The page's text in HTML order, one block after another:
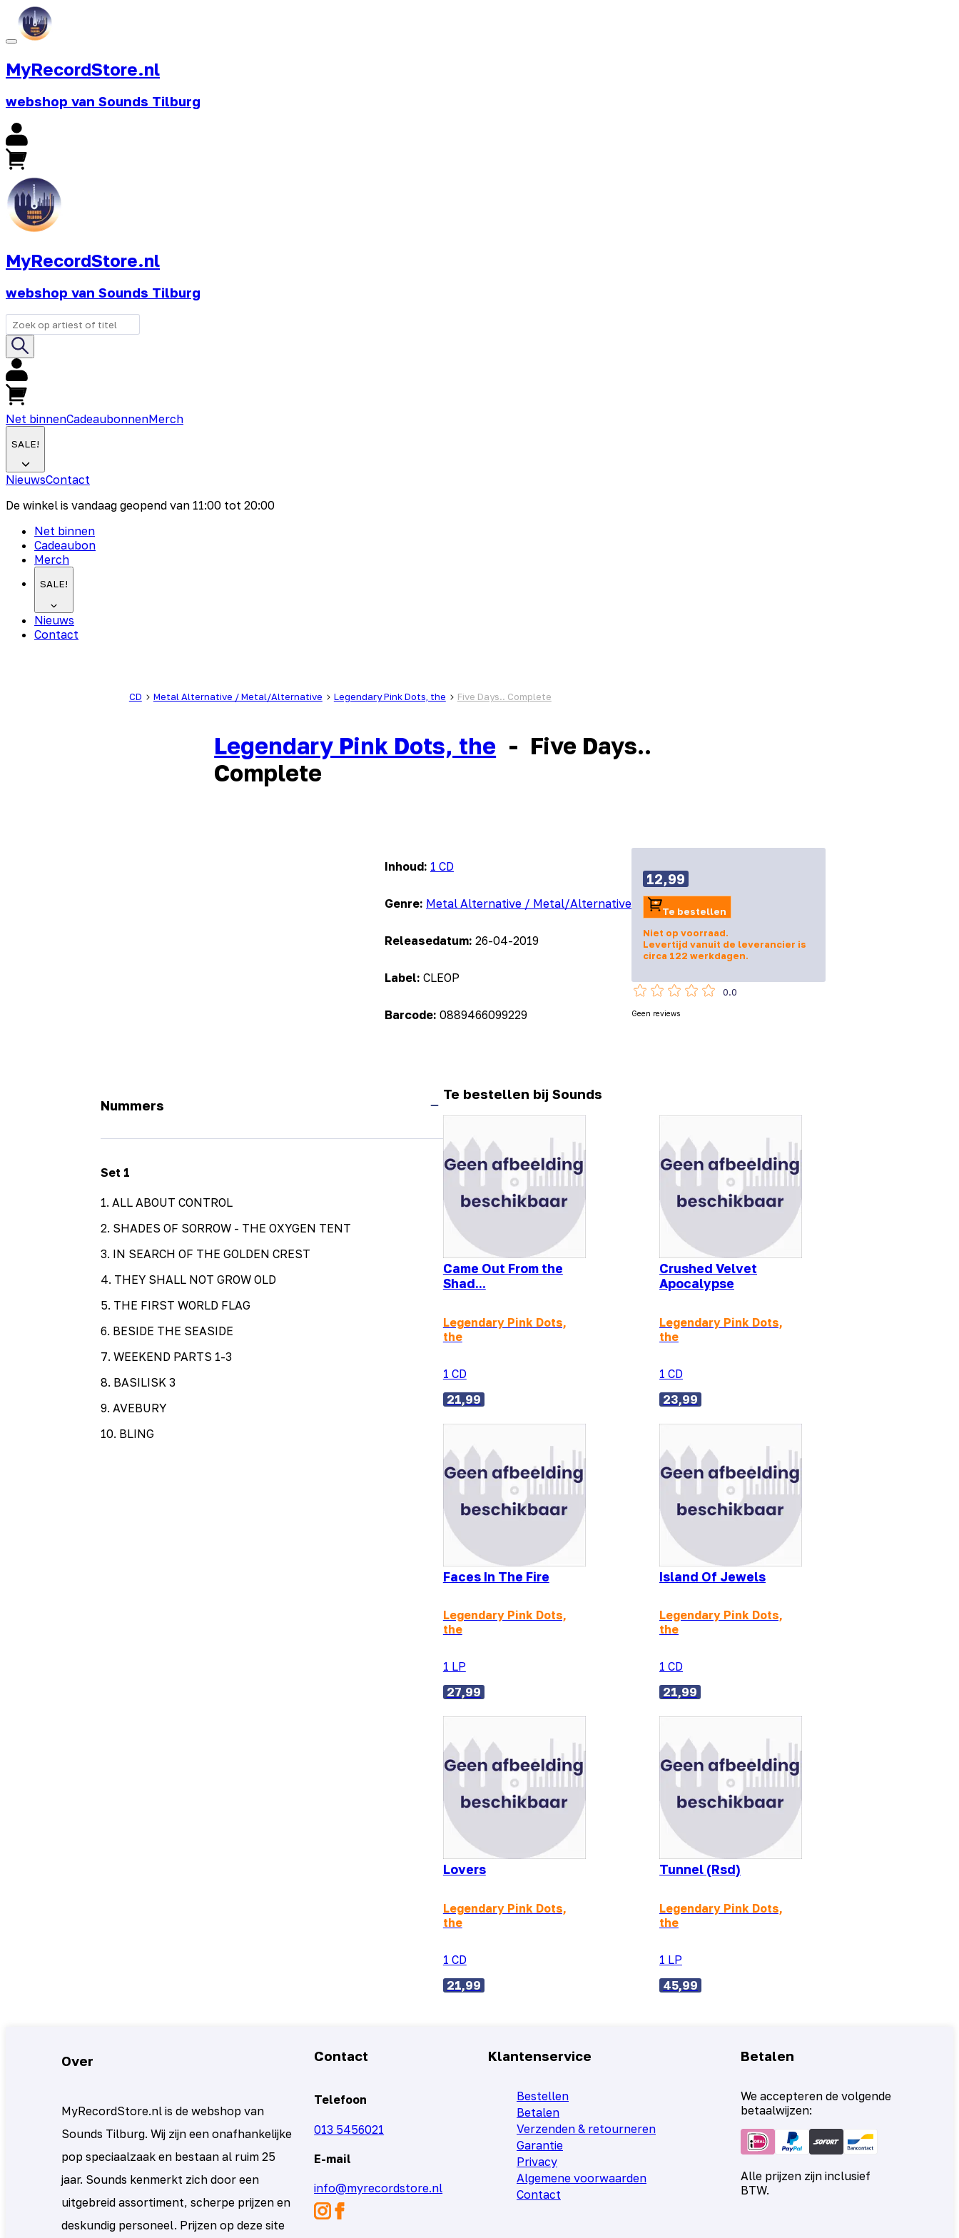
MyRecordStore.nl
webshop van Sounds Tilburg
MyRecordStore.nl
webshop van Sounds Tilburg
Net binnenCadeaubonnenMerch
SALE!
NieuwsContact
De winkel is vandaag geopend van 11:00 tot 20:00
Net binnen
Cadeaubon
Merch
SALE!
Nieuws
Contact
CD Metal Alternative / Metal/Alternative Legendary Pink Dots, the Five Days.. Complete
Legendary Pink Dots, the - Five Days..
Complete
Inhoud: 1 CD
Genre: Metal Alternative / Metal/Alternative
Releasedatum: 26-04-2019
Label: CLEOP
Barcode: 0889466099229
12,99
Te bestellen
Niet op voorraad.
Levertijd vanuit de leverancier is
circa 122 werkdagen.
0.0
Geen reviews
Nummers
Set 1
1. ALL ABOUT CONTROL
2. SHADES OF SORROW - THE OXYGEN TENT
3. IN SEARCH OF THE GOLDEN CREST
4. THEY SHALL NOT GROW OLD
5. THE FIRST WORLD FLAG
6. BESIDE THE SEASIDE
7. WEEKEND PARTS 1-3
8. BASILISK 3
9. AVEBURY
10. BLING
Te bestellen bij Sounds
Came Out From the
Shad...
Legendary Pink Dots,
the
1 CD
21,99
Crushed Velvet
Apocalypse
Legendary Pink Dots,
the
1 CD
23,99
Faces In The Fire
Legendary Pink Dots,
the
1 LP
27,99
Island Of Jewels
Legendary Pink Dots,
the
1 CD
21,99
Lovers
Legendary Pink Dots,
the
1 CD
21,99
Tunnel (Rsd)
Legendary Pink Dots,
the
1 LP
45,99
Over
MyRecordStore.nl is de webshop van
Sounds Tilburg. Wij zijn een onafhankelijke
pop speciaalzaak en bestaan al ruim 25
jaar. Sounds kenmerkt zich door een
uitgebreid assortiment, scherpe prijzen en
deskundig personeel. Prijzen op deze site
Contact
Telefoon
013 5456021
E-mail
info@myrecordstore.nl
Klantenservice
Bestellen
Betalen
Verzenden & retourneren
Garantie
Privacy
Algemene voorwaarden
Contact
Betalen
We accepteren de volgende
betaalwijzen:
Alle prijzen zijn inclusief
BTW.